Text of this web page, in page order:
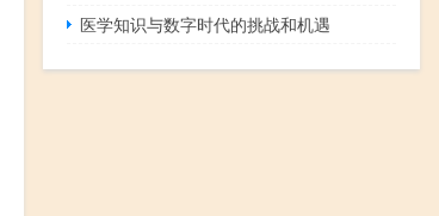
医学知识与数字时代的挑战和机遇